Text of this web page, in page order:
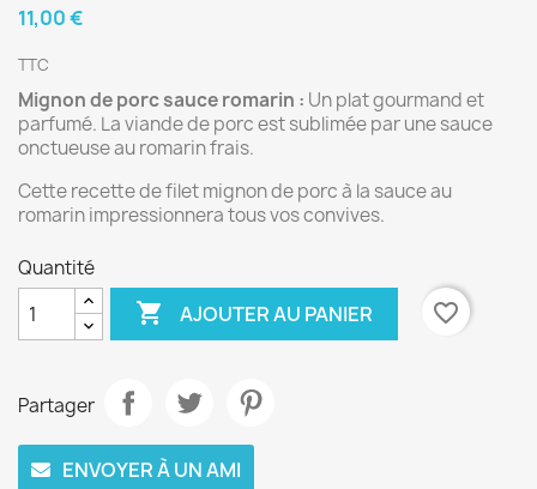
11,00 €
TTC
Mignon de porc sauce romarin : Un plat gourmand et
parfumé. La viande de porc est sublimée par une sauce
onctueuse au romarin frais.
Cette recette de filet mignon de porc à la sauce au
romarin impressionnera tous vos convives.
Quantité
 AJOUTER AU PANIER favorite_border
Partager
ENVOYER À UN AMI